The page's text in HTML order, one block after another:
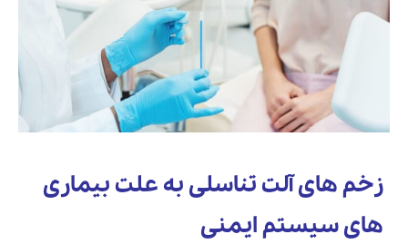
زخم های آلت تناسلی به علت بیماری
های سیستم ایمنی